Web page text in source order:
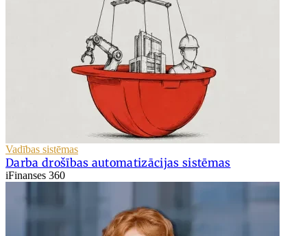
Vadības sistēmas
Darba drošības automatizācijas sistēmas
iFinanses 360